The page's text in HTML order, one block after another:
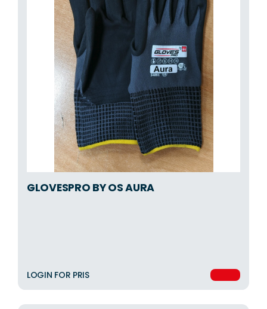
GLOVESPRO BY OS AURA
LOGIN FOR PRIS